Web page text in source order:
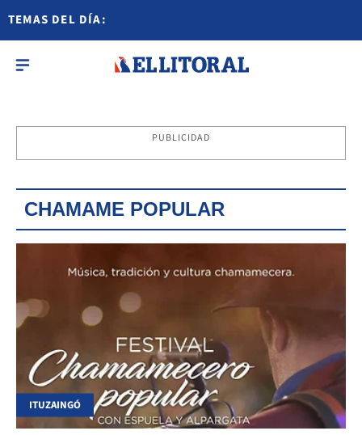
TEMAS DEL DÍA:
PUBLICIDAD
CHAMAME POPULAR
ITUZAINGÓ